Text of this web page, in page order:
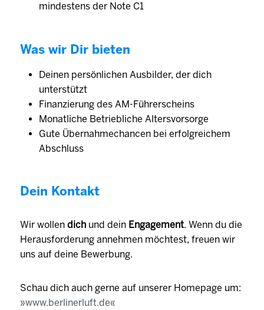
mindestens der Note C1
Was wir Dir bieten
Deinen persönlichen Ausbilder, der dich
unterstützt
Finanzierung des AM-Führerscheins
Monatliche Betriebliche Altersvorsorge
Gute Übernahmechancen bei erfolgreichem
Abschluss
Dein Kontakt
Wir wollen dich und dein Engagement. Wenn du die
Herausforderung annehmen möchtest, freuen wir
uns auf deine Bewerbung.
Schau dich auch gerne auf unserer Homepage um:
www.berlinerluft.de